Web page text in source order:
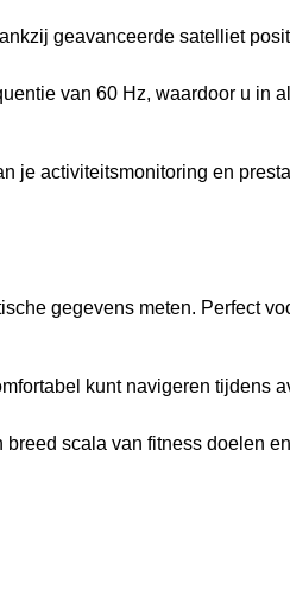
geavanceerde satelliet
van 60 Hz, waardoor u in
je activiteitsmonitoring en
gegevens meten. Perfect
kunt navigeren tijdens
scala van fitness doelen